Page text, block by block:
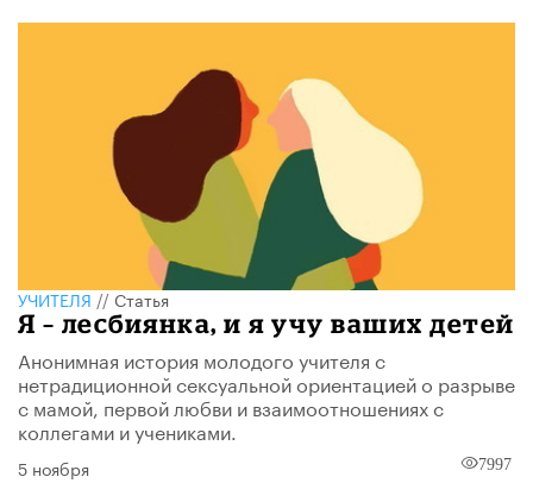
УЧИТЕЛЯ//Статья
Я – лесбиянка, и я учу ваших детей
Анонимная история молодого учителя с
нетрадиционной сексуальной ориентацией о разрыве
с мамой, первой любви и взаимоотношениях с
коллегами и учениками.
5 ноября 7997